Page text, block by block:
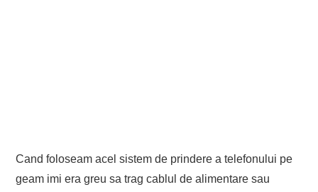
Cand foloseam acel sistem de prindere a telefonului pe
geam imi era greu sa trag cablul de alimentare sau